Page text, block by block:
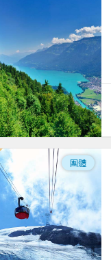
團體